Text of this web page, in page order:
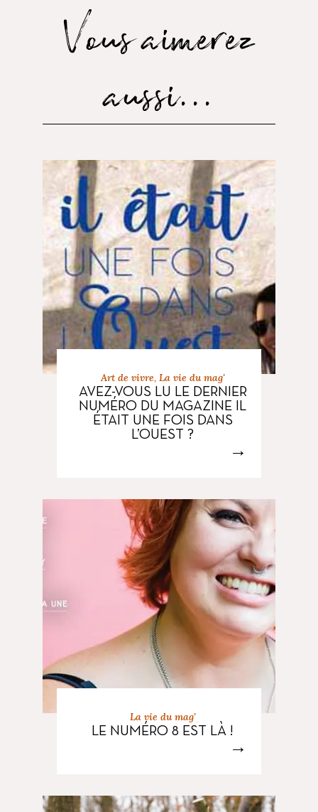
Vous aimerez
aussi...
Art de vivre, La vie du mag'
AVEZ-VOUS LU LE DERNIER
NUMÉRO DU MAGAZINE IL
ÉTAIT UNE FOIS DANS
L’OUEST ?
→
La vie du mag'
LE NUMÉRO 8 EST LÀ !
→